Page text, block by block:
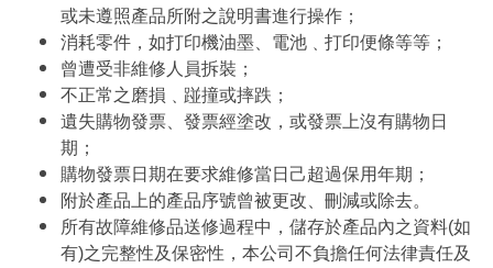
或未遵照產品所附之說明書進行操作；
消耗零件，如打印機油墨、電池﹑打印便條等等；
曾遭受非維修人員拆裝；
不正常之磨損﹑踫撞或摔跌；
遺失購物發票、發票經塗改，或發票上沒有購物日
期；
購物發票日期在要求維修當日己超過保用年期；
附於產品上的產品序號曾被更改、刪減或除去。
所有故障維修品送修過程中，儲存於產品內之資料(如
有)之完整性及保密性，本公司不負擔任何法律責任及